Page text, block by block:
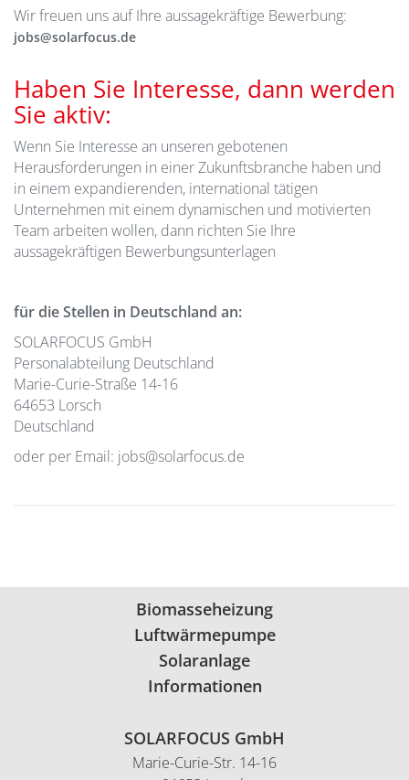
Wir freuen uns auf Ihre aussagekräftige Bewerbung:
jobs@solarfocus.de
Haben Sie Interesse, dann werden
Sie aktiv:
Wenn Sie Interesse an unseren gebotenen
Herausforderungen in einer Zukunftsbranche haben und
in einem expandierenden, international tätigen
Unternehmen mit einem dynamischen und motivierten
Team arbeiten wollen, dann richten Sie Ihre
aussagekräftigen Bewerbungsunterlagen
für die Stellen in Deutschland an:
SOLARFOCUS GmbH
Personalabteilung Deutschland
Marie-Curie-Straße 14-16
64653 Lorsch
Deutschland
oder per Email: jobs@solarfocus.de
Biomasseheizung
Luftwärmepumpe
Solaranlage
Informationen
SOLARFOCUS GmbH
Marie-Curie-Str. 14-16